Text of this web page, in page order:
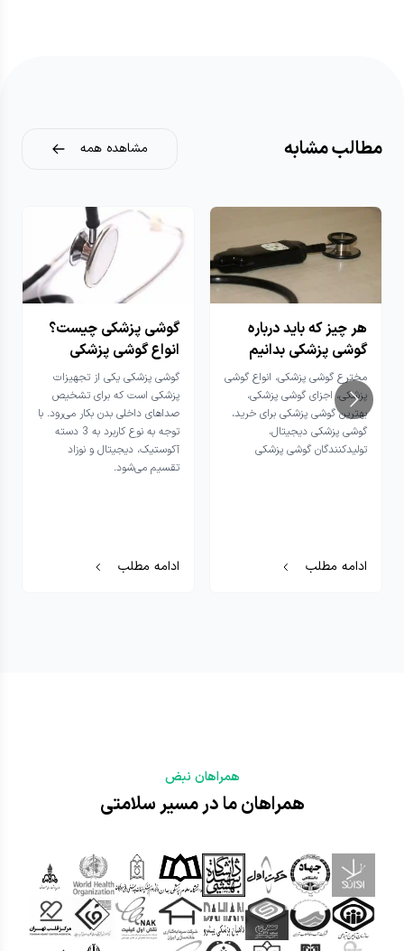
مطالب مشابه مشاهده همه
گوشی پزشکی چیست؟
انواع گوشی پزشکی
گوشی پزشکی یکی از تجهیزات
پزشکی است که برای تشخیص
صداهای داخلی بدن بکار می‌رود. با
توجه به نوع کاربرد به 3 دسته
آکوستیک، دیجیتال و نوزاد
تقسیم می‌شود.
ادامه مطلب
هر چیز که باید درباره
گوشی پزشکی بدانیم
مخترع گوشی پزشکی، انواع گوشی
پزشکی، اجزای گوشی پزشکی،
بهترین گوشی پزشکی برای خرید،
گوشی پزشکی دیجیتال،
تولیدکنندگان گوشی پزشکی
ادامه مطلب
همراهان نبض
همراهان ما در مسیر سلامتی